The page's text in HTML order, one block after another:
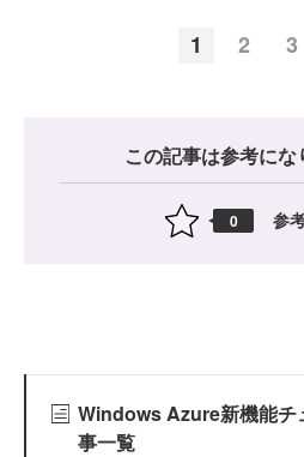
1 2 3
この記事は参考にな
0 参
Windows Azure新機能チ
事一覧